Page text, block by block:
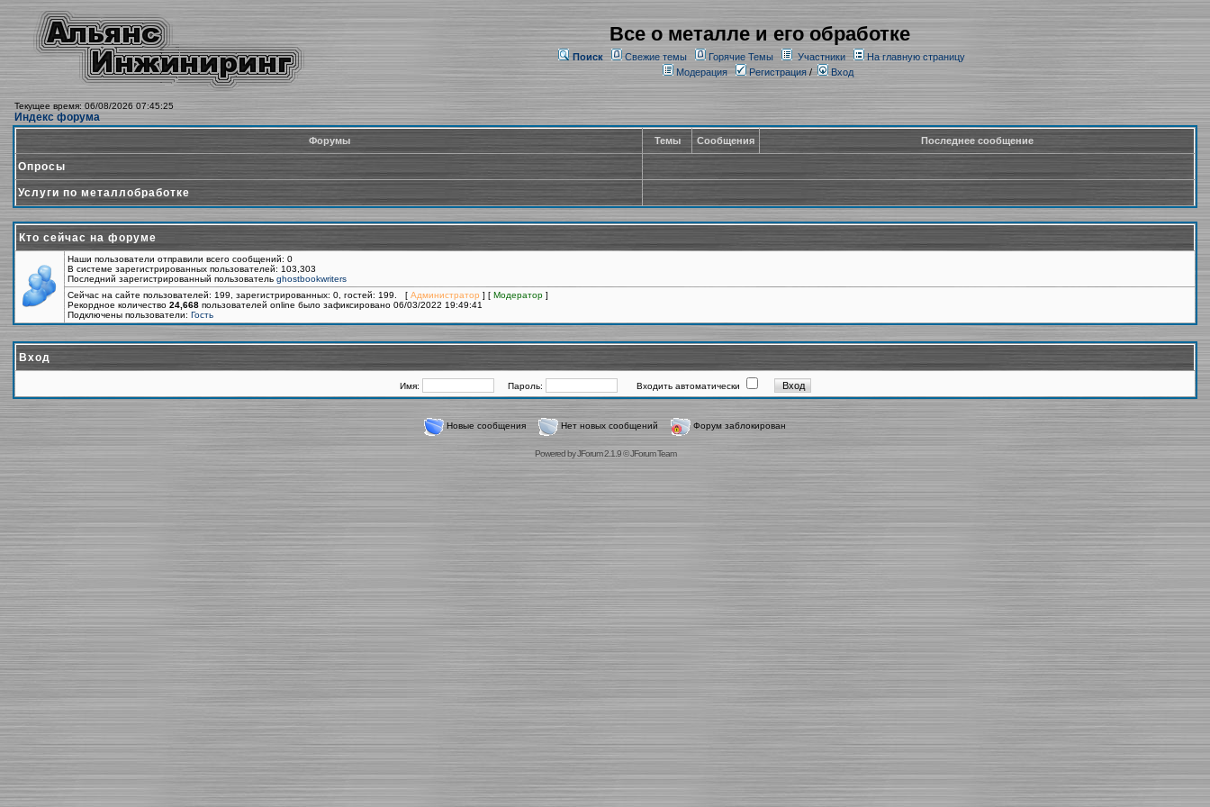
Все о металле и его обработке
Поиск Свежие темы Горячие Темы Участники
На главную страницу
Модерация
Регистрация/ Вход
Текущее время: 06/08/2026 07:45:25
Индекс форума
Форумы Темы Сообщения Последнее сообщение
Опросы
Услуги по металлобработке
Кто сейчас на форуме
Наши пользователи отправили всего сообщений: 0
В системе зарегистрированных пользователей: 103,303
Последний зарегистрированный пользователь ghostbookwriters
Сейчас на сайте пользователей: 199, зарегистрированных: 0, гостей: 199. [ Администратор ] [ Модератор ]
Рекордное количество 24,668 пользователей online было зафиксировано 06/03/2022 19:49:41
Подключены пользователи: Гость
Вход
Имя: Пароль: Входить автоматически
Новые сообщения Нет новых сообщений Форум заблокирован
Powered byJForum 2.1.9©JForum Team